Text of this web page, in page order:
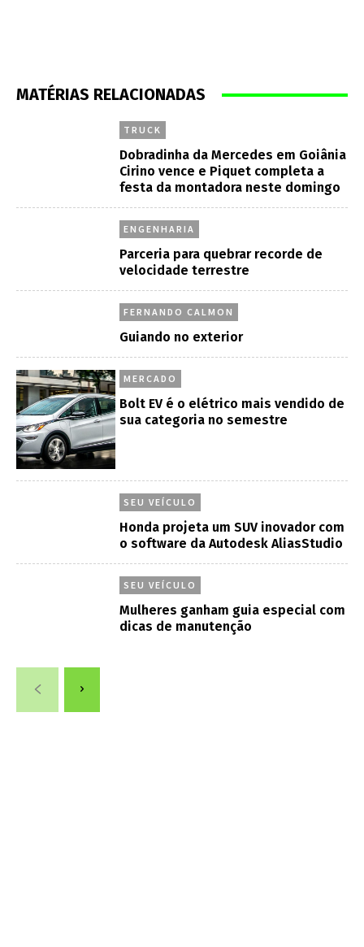
MATÉRIAS RELACIONADAS
TRUCK
Dobradinha da Mercedes em Goiânia
Cirino vence e Piquet completa a
festa da montadora neste domingo
ENGENHARIA
Parceria para quebrar recorde de
velocidade terrestre
FERNANDO CALMON
Guiando no exterior
MERCADO
Bolt EV é o elétrico mais vendido de
sua categoria no semestre
SEU VEÍCULO
Honda projeta um SUV inovador com
o software da Autodesk AliasStudio
SEU VEÍCULO
Mulheres ganham guia especial com
dicas de manutenção